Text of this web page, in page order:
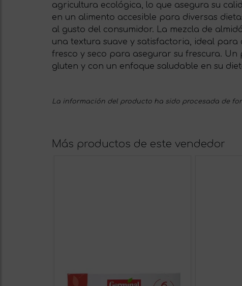
agricultura ecológica, lo que asegura su
en un alimento accesible para diversas
al gusto del consumidor. La mezcla de
una textura suave y satisfactoria, ideal
fresco y seco para asegurar su frescura.
gluten y con un enfoque saludable en su
La información del producto ha sido procesada de
Más productos de este vendedor